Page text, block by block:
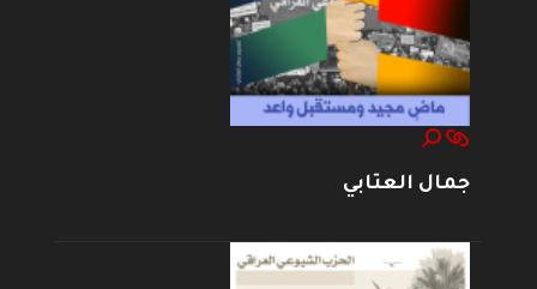
جمال العتابي